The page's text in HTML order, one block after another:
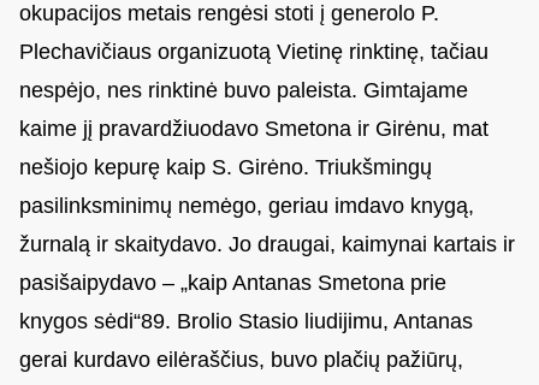
okupacijos metais rengėsi stoti į generolo P.
Plechavičiaus organizuotą Vietinę rinktinę, tačiau
nespėjo, nes rinktinė buvo paleista. Gimtajame
kaime jį pravardžiuodavo Smetona ir Girėnu, mat
nešiojo kepurę kaip S. Girėno. Triukšmingų
pasilinksminimų nemėgo, geriau imdavo knygą,
žurnalą ir skaitydavo. Jo draugai, kaimynai kartais ir
pasišaipydavo – „kaip Antanas Smetona prie
knygos sėdi“89. Brolio Stasio liudijimu, Antanas
gerai kurdavo eilėraščius, buvo plačių pažiūrų,